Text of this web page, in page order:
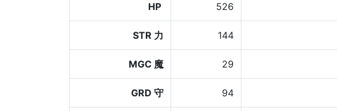
HP 526
STR 力 144
MGC 魔 29
GRD 守 94